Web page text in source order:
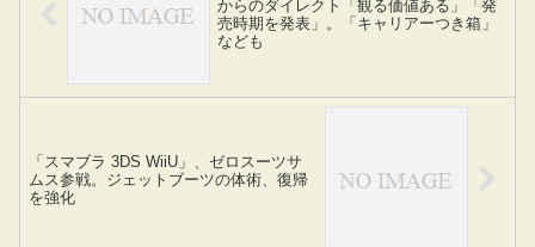
からのダイレクト「観る価値ある」「発
売時期を発表」。「キャリアーつき箱」
なども
「スマブラ 3DS WiiU」、ゼロスーツサ
ムス参戦。ジェットブーツの体術、復帰
を強化